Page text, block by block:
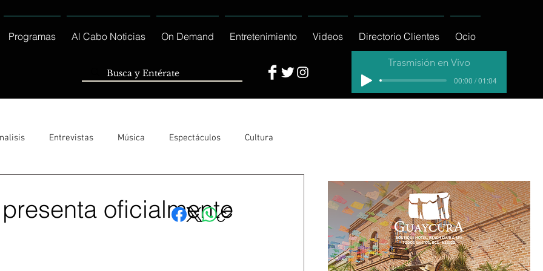
Programas Al Cabo Noticias On Demand Entretenimiento Videos Directorio Clientes Ocio
Trasmisión en Vivo
00:00 / 01:04
Entrevistas Música Espectáculos Cultura
oficialmente